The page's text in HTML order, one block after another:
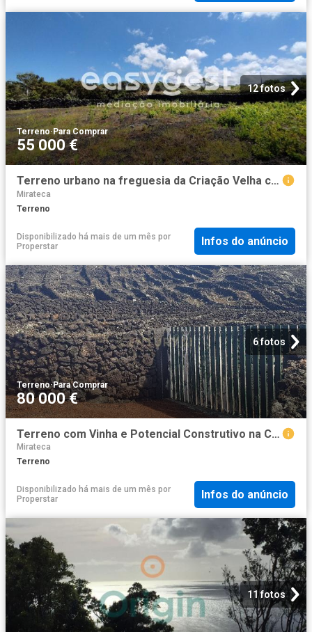
12 fotos
Terreno·Para Comprar
55 000 €
Terreno urbano na freguesia da Criação Velha com 1.800m2
Mirateca
Terreno
Disponibilizado há mais de um mês por
Properstar
Infos do anúncio
6 fotos
Terreno·Para Comprar
80 000 €
Terreno com Vinha e Potencial Construtivo na Candelária
Mirateca
Terreno
Disponibilizado há mais de um mês por
Properstar
Infos do anúncio
11 fotos